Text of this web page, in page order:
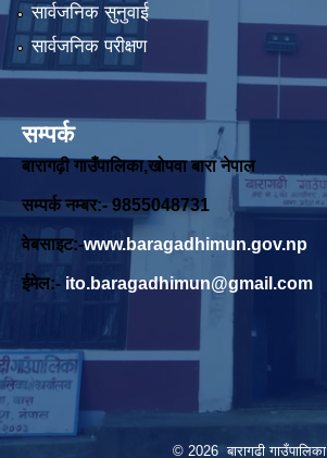
सार्वजनिक सुनुवाई
सार्वजनिक परीक्षण
सम्पर्क
बारागढ़ी गाउँपालिका,खोपवा बारा नेपाल
सम्पर्क नम्बर:- 9855048731
वेबसाइट:-www.baragadhimun.gov.np
ईमेल:- ito.baragadhimun@gmail.com
© 2026 बारागढी गाउँपालिका